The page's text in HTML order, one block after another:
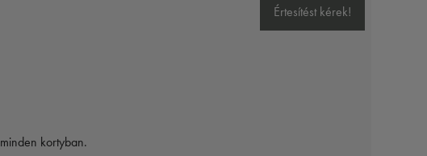
Értesítést kérek!
kortyban.